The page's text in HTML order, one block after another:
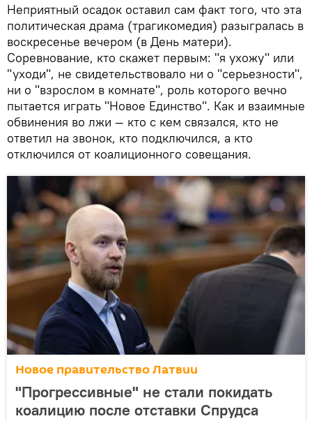
Неприятный осадок оставил сам факт того, что эта
политическая драма (трагикомедия) разыгралась в
воскресенье вечером (в День матери).
Соревнование, кто скажет первым: "я ухожу" или
"уходи", не свидетельствовало ни о "серьезности",
ни о "взрослом в комнате", роль которого вечно
пытается играть "Новое Единство". Как и взаимные
обвинения во лжи — кто с кем связался, кто не
ответил на звонок, кто подключился, а кто
отключился от коалиционного совещания.
Новое правительство Латвии
"Прогрессивные" не стали покидать
коалицию после отставки Спрудса